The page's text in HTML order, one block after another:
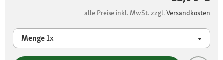
alle Preise inkl. MwSt. zzgl.Versandkosten
Menge1x